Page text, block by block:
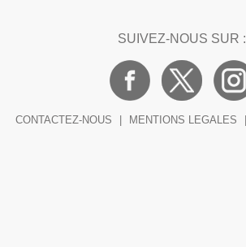
SUIVEZ-NOUS SUR :
CONTACTEZ-NOUS MENTIONS LEGALES